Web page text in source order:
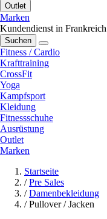
Outlet
Marken
Kundendienst in Frankreich
Suchen
Fitness / Cardio
Krafttraining
CrossFit
Yoga
Kampfsport
Kleidung
Fitnessschuhe
Ausrüstung
Outlet
Marken
Startseite
/ Pre Sales
/ Damenbekleidung
/ Pullover / Jacken